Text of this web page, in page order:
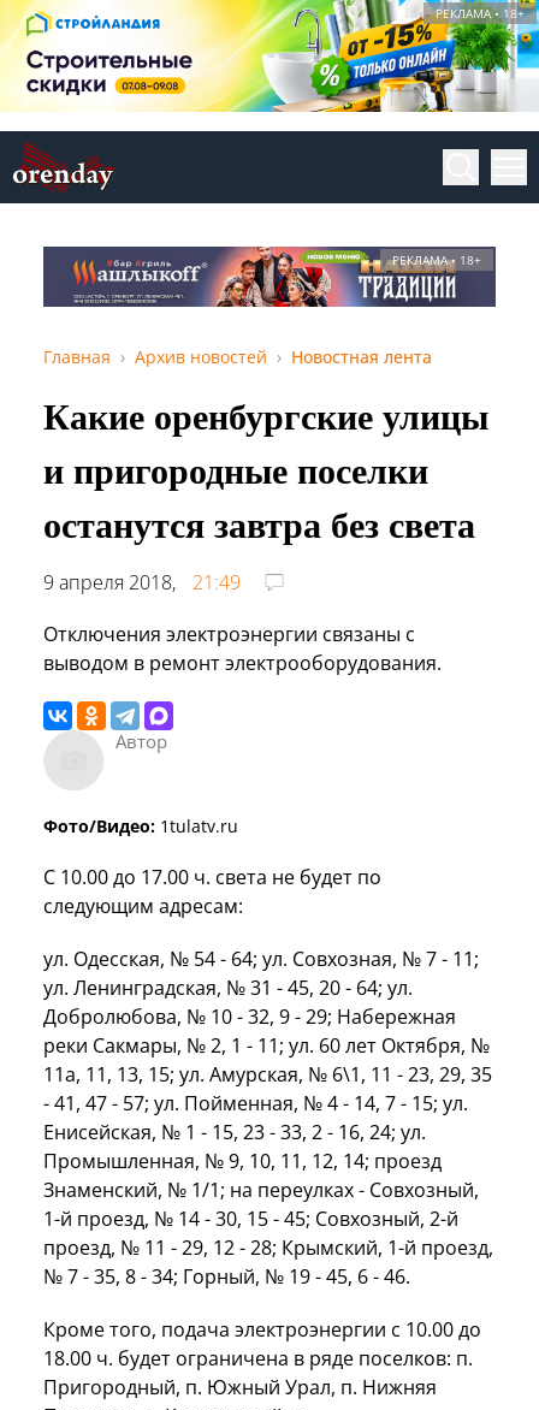
РЕКЛАМА • 18+
РЕКЛАМА • 18+
Главная Архив новостей Новостная лента
Какие оренбургские улицы
и пригородные поселки
останутся завтра без света
9 апреля 2018,
21:49
Отключения электроэнергии связаны с
выводом в ремонт электрооборудования.
Автор
Фото/Видео: 1tulatv.ru
С 10.00 до 17.00 ч. света не будет по
следующим адресам:
ул. Одесская, № 54 - 64; ул. Совхозная, № 7 - 11;
ул. Ленинградская, № 31 - 45, 20 - 64; ул.
Добролюбова, № 10 - 32, 9 - 29; Набережная
реки Сакмары, № 2, 1 - 11; ул. 60 лет Октября, №
11а, 11, 13, 15; ул. Амурская, № 6\1, 11 - 23, 29, 35
- 41, 47 - 57; ул. Пойменная, № 4 - 14, 7 - 15; ул.
Енисейская, № 1 - 15, 23 - 33, 2 - 16, 24; ул.
Промышленная, № 9, 10, 11, 12, 14; проезд
Знаменский, № 1/1; на переулках - Совхозный,
1-й проезд, № 14 - 30, 15 - 45; Совхозный, 2-й
проезд, № 11 - 29, 12 - 28; Крымский, 1-й проезд,
№ 7 - 35, 8 - 34; Горный, № 19 - 45, 6 - 46.
Кроме того, подача электроэнергии с 10.00 до
18.00 ч. будет ограничена в ряде поселков: п.
Пригородный, п. Южный Урал, п. Нижняя